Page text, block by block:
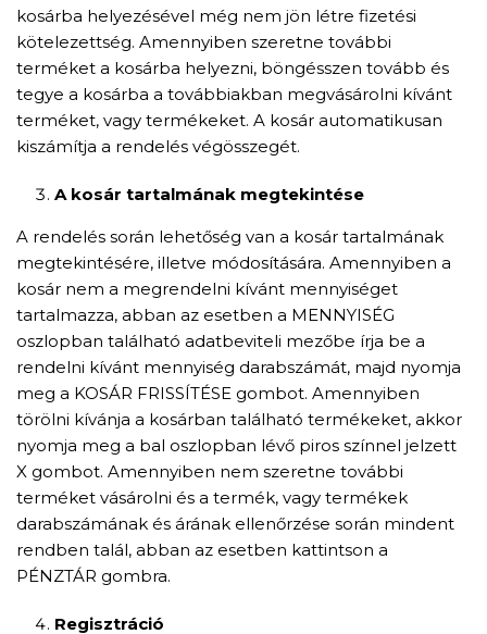
kosárba helyezésével még nem jön létre fizetési
kötelezettség. Amennyiben szeretne további
terméket a kosárba helyezni, böngésszen tovább és
tegye a kosárba a továbbiakban megvásárolni kívánt
terméket, vagy termékeket. A kosár automatikusan
kiszámítja a rendelés végösszegét.
A kosár tartalmának megtekintése
A rendelés során lehetőség van a kosár tartalmának
megtekintésére, illetve módosítására. Amennyiben a
kosár nem a megrendelni kívánt mennyiséget
tartalmazza, abban az esetben a MENNYISÉG
oszlopban található adatbeviteli mezőbe írja be a
rendelni kívánt mennyiség darabszámát, majd nyomja
meg a KOSÁR FRISSÍTÉSE gombot. Amennyiben
törölni kívánja a kosárban található termékeket, akkor
nyomja meg a bal oszlopban lévő piros színnel jelzett
X gombot. Amennyiben nem szeretne további
terméket vásárolni és a termék, vagy termékek
darabszámának és árának ellenőrzése során mindent
rendben talál, abban az esetben kattintson a
PÉNZTÁR gombra.
Regisztráció